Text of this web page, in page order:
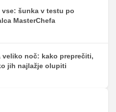
vse: šunka v testu po
MasterChefa
veliko noč: kako preprečiti,
jih najlažje olupiti